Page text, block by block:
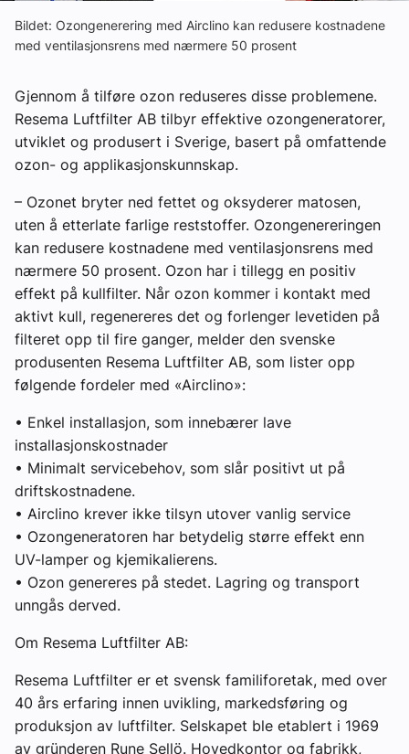
Abonner på fagbladet Byggfakta Nyheter
Annonsere i VVS Aktuelt
Kontakt oss
Tips oss
Bildet: Ozongenerering med Airclino kan redusere kostnadene
med ventilasjonsrens med nærmere 50 prosent
Gjennom å tilføre ozon reduseres disse problemene.
Resema Luftfilter AB tilbyr effektive ozongeneratorer,
utviklet og produsert i Sverige, basert på omfattende
ozon- og applikasjonskunnskap.
– Ozonet bryter ned fettet og oksyderer matosen,
uten å etterlate farlige reststoffer. Ozongenereringen
kan redusere kostnadene med ventilasjonsrens med
nærmere 50 prosent. Ozon har i tillegg en positiv
effekt på kullfilter. Når ozon kommer i kontakt med
aktivt kull, regenereres det og forlenger levetiden på
filteret opp til fire ganger, melder den svenske
produsenten Resema Luftfilter AB, som lister opp
følgende fordeler med «Airclino»:
• Enkel installasjon, som innebærer lave
installasjonskostnader
• Minimalt servicebehov, som slår positivt ut på
driftskostnadene.
• Airclino krever ikke tilsyn utover vanlig service
• Ozongeneratoren har betydelig større effekt enn
UV-lamper og kjemikalierens.
• Ozon genereres på stedet. Lagring og transport
unngås derved.
Om Resema Luftfilter AB:
Resema Luftfilter er et svensk familiforetak, med over
40 års erfaring innen uvikling, markedsføring og
produksjon av luftfilter. Selskapet ble etablert i 1969
av gründeren Rune Sellö. Hovedkontor og fabrikk,